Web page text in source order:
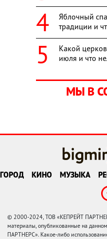
Яблочный
традиции и
Какой
июля и что
МЫ В
ГОРОД КИНО МУЗЫКА
© 2000-2024, ТОВ «КЕПРЕЙТ
материалы, опубликованные на
ПАРТНЕРС». Какое-либо